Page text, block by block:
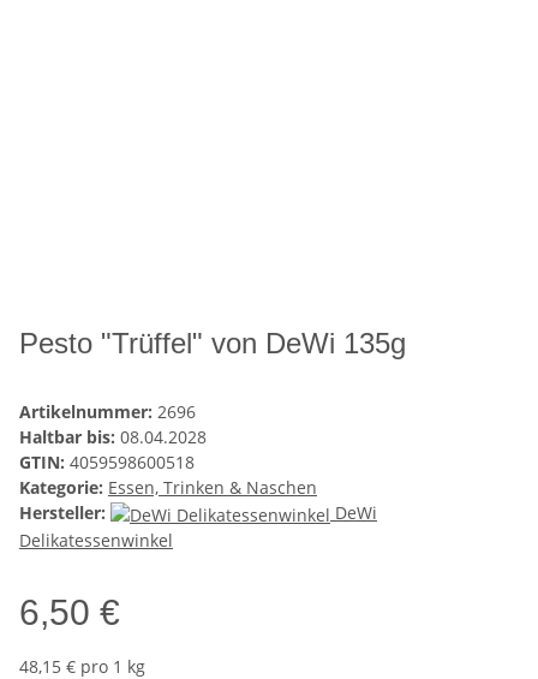
Pesto "Trüffel" von DeWi 135g
Artikelnummer: 2696
Haltbar bis: 08.04.2028
GTIN: 4059598600518
Kategorie: Essen, Trinken & Naschen
Hersteller:
DeWi
Delikatessenwinkel
6,50 €
48,15 € pro 1 kg